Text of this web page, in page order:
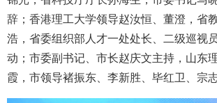
辞；香港理工大学领导赵汝恒、董澄，省
浩，省委组织部人才一处处长、二级巡视
动；市委副书记、市长赵庆文主持，山东
霞，市领导褚振东、李新胜、毕红卫、宗